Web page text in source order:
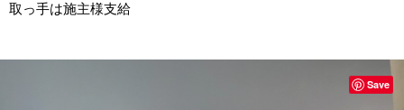
取っ手は施主様支給
Save